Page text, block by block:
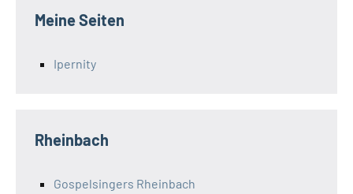
Meine Seiten
Ipernity
Rheinbach
Gospelsingers Rheinbach